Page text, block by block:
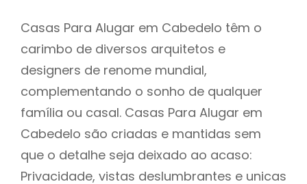
Casas Para Alugar em Cabedelo têm o
carimbo de diversos arquitetos e
designers de renome mundial,
complementando o sonho de qualquer
família ou casal. Casas Para Alugar em
Cabedelo são criadas e mantidas sem
que o detalhe seja deixado ao acaso:
Privacidade, vistas deslumbrantes e unicas